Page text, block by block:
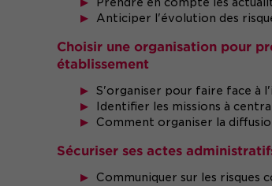
Anticiper l'évolution des
Choisir une organisation pour
établissement
S'organiser pour faire face à
Identifier les missions à
Comment organiser la
Sécuriser ses actes
Communiquer sur les risques